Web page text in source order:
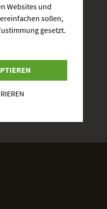
Websites und
sollen,
gesetzt.